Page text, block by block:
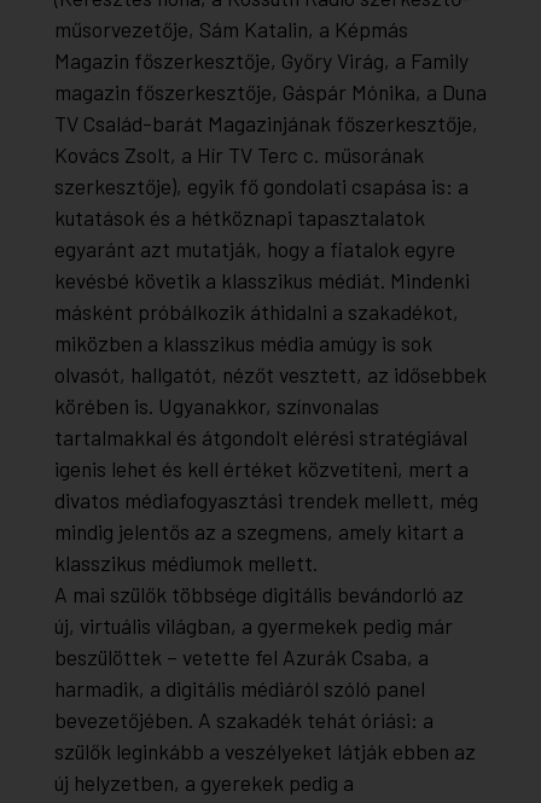
műsorvezetője, Sám Katalin, a Képmás
Magazin főszerkesztője, Győry Virág, a Family
magazin főszerkesztője, Gáspár Mónika, a Duna
TV Család-barát Magazinjának főszerkesztője,
Kovács Zsolt, a Hír TV Terc c. műsorának
szerkesztője), egyik fő gondolati csapása is: a
kutatások és a hétköznapi tapasztalatok
egyaránt azt mutatják, hogy a fiatalok egyre
kevésbé követik a klasszikus médiát. Mindenki
másként próbálkozik áthidalni a szakadékot,
miközben a klasszikus média amúgy is sok
olvasót, hallgatót, nézőt vesztett, az idősebbek
körében is. Ugyanakkor, színvonalas
tartalmakkal és átgondolt elérési stratégiával
igenis lehet és kell értéket közvetíteni, mert a
divatos médiafogyasztási trendek mellett, még
mindig jelentős az a szegmens, amely kitart a
klasszikus médiumok mellett.
A mai szülők többsége digitális bevándorló az
új, virtuális világban, a gyermekek pedig már
beszülöttek – vetette fel Azurák Csaba, a
harmadik, a digitális médiáról szóló panel
bevezetőjében. A szakadék tehát óriási: a
szülők leginkább a veszélyeket látják ebben az
új helyzetben, a gyerekek pedig a